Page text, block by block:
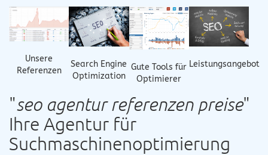
Unsere
Referenzen
Search Engine
Optimization
Gute Tools für
Optimierer
Leistungsangebot
"seo agentur referenzen preise"
Ihre Agentur für
Suchmaschinenoptimierung